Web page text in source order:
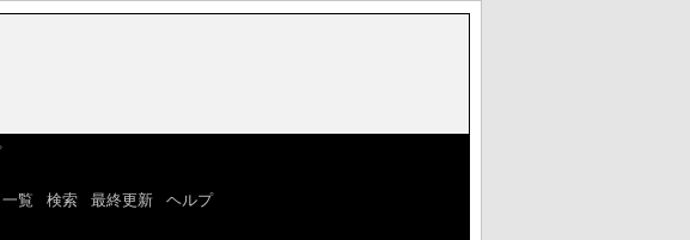
]
一覧 検索| 最終更新| ヘルプ]